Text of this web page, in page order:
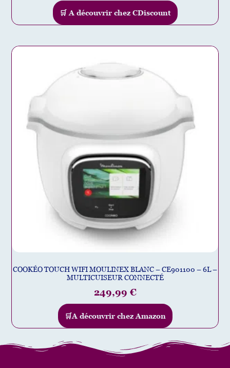
🛒 A découvrir chez CDiscount
COOKÉO TOUCH WIFI MOULINEX BLANC – CE901100 – 6L –
MULTICUISEUR CONNECTÉ
249,99 €
🛒A découvrir chez Amazon